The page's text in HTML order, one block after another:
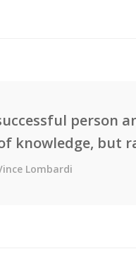
person
knowledge, but
Lombardi